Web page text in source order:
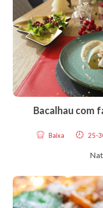
Bacalhau com
Baixa 25-